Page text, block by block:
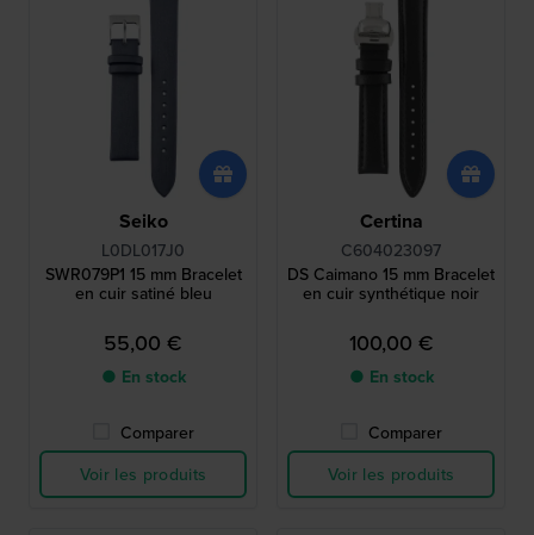
Seiko
L0DL017J0
SWR079P1 15 mm Bracelet
en cuir satiné bleu
55,00 €
● En stock
Comparer
Voir les produits
Certina
C604023097
DS Caimano 15 mm Bracelet
en cuir synthétique noir
100,00 €
● En stock
Comparer
Voir les produits